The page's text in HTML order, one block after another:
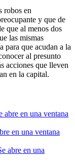
robos en
y que de
que al menos dos
las mismas
para que acudan a la
al presunto
acciones que lleven
en la capital.
en una ventana
en una ventana
abre en una